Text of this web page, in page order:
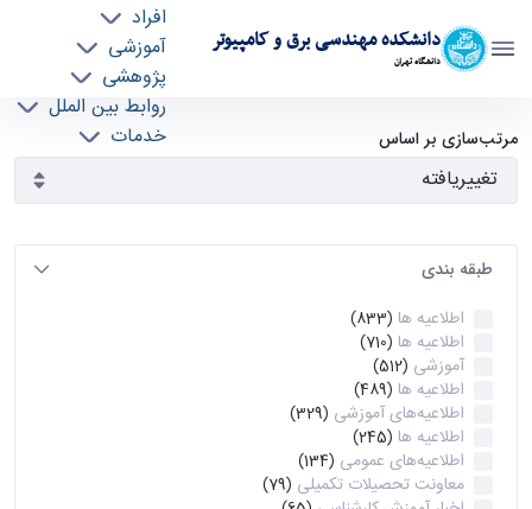
دانشکده مهندسی برق و کامپیوتر
دانشگاه تهران
افراد
آموزشی
پژوهشی
روابط بین الملل
خدمات
آرشیو اطلاعیه ها - ece- دانشکده مهندسی برق و
کامپیوتر
مرتب‌سازی بر اساس
طبقه بندی
اطلاعیه ها (833)
اطلاعیه ها (710)
آموزشی (512)
اطلاعیه ها (489)
اطلاعیه‌های‌ آموزشی (329)
اطلاعیه ها (245)
اطلاعیه‌های عمومی (134)
معاونت تحصیلات تکمیلی (79)